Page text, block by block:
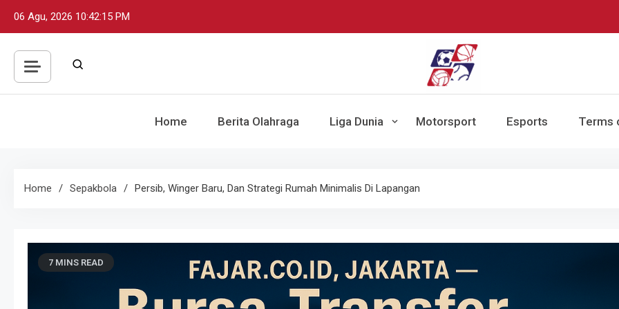
06 Agu, 2026 10:42:17 PM
BikeUniverse –
Home Berita Olahraga Liga Dunia Motorsport Esports Terms
Home Sepakbola Persib, Winger Baru, Dan Strategi Rumah Minimalis Di Lapangan
7 MINS READ